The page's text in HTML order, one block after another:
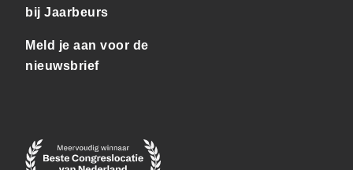
bij Jaarbeurs
Meld je aan voor de
nieuwsbrief